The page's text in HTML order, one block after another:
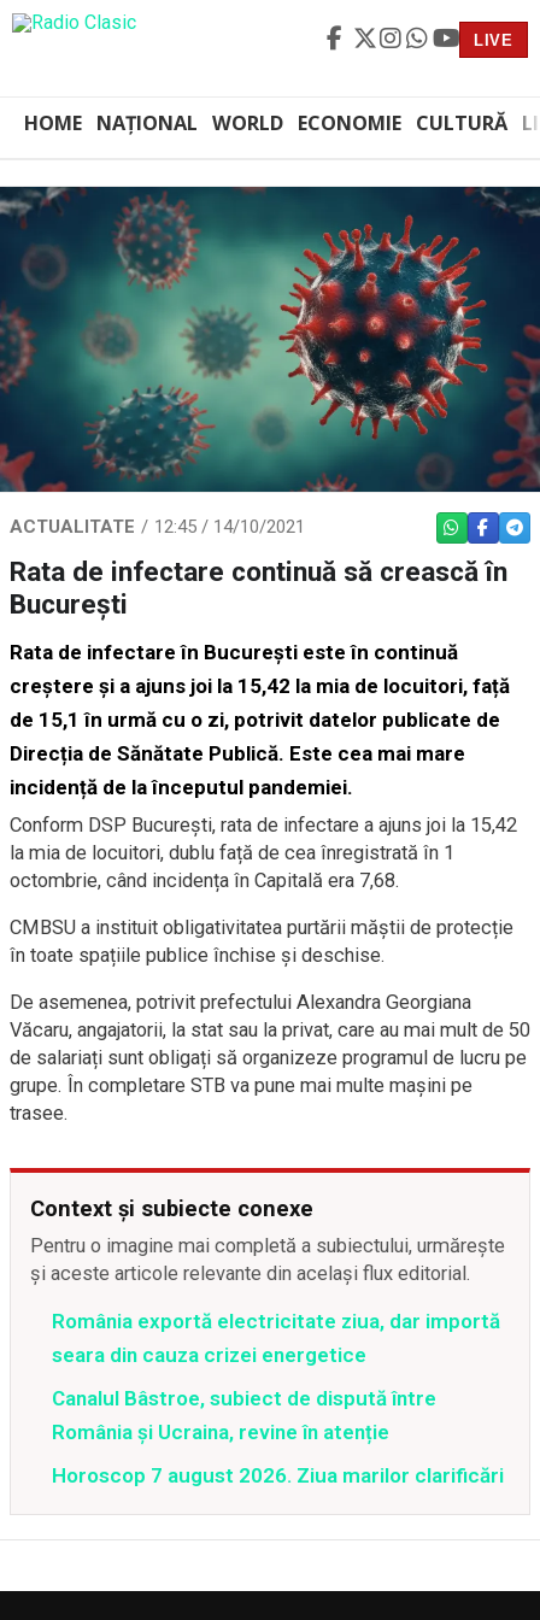
LIVE
HOME NAȚIONAL WORLD ECONOMIE CULTURĂ
ACTUALITATE 12:45 / 14/10/2021 WHATSAPP
Rata de infectare continuă să crească în
București
Rata de infectare în București este în continuă
creștere și a ajuns joi la 15,42 la mia de locuitori, față
de 15,1 în urmă cu o zi, potrivit datelor publicate de
Direcția de Sănătate Publică. Este cea mai mare
incidență de la începutul pandemiei.
Conform DSP București, rata de infectare a ajuns joi la 15,42
la mia de locuitori, dublu față de cea înregistrată în 1
octombrie, când incidența în Capitală era 7,68.
CMBSU a instituit obligativitatea purtării măștii de protecție
în toate spațiile publice închise și deschise.
De asemenea, potrivit prefectului Alexandra Georgiana
Văcaru, angajatorii, la stat sau la privat, care au mai mult de 50
de salariați sunt obligați să organizeze programul de lucru pe
grupe. În completare STB va pune mai multe mașini pe
trasee.
Context și subiecte conexe
Pentru o imagine mai completă a subiectului, urmărește
și aceste articole relevante din același flux editorial.
România exportă electricitate ziua, dar importă
seara din cauza crizei energetice
Canalul Bâstroe, subiect de dispută între
România și Ucraina, revine în atenție
Horoscop 7 august 2026. Ziua marilor clarificări